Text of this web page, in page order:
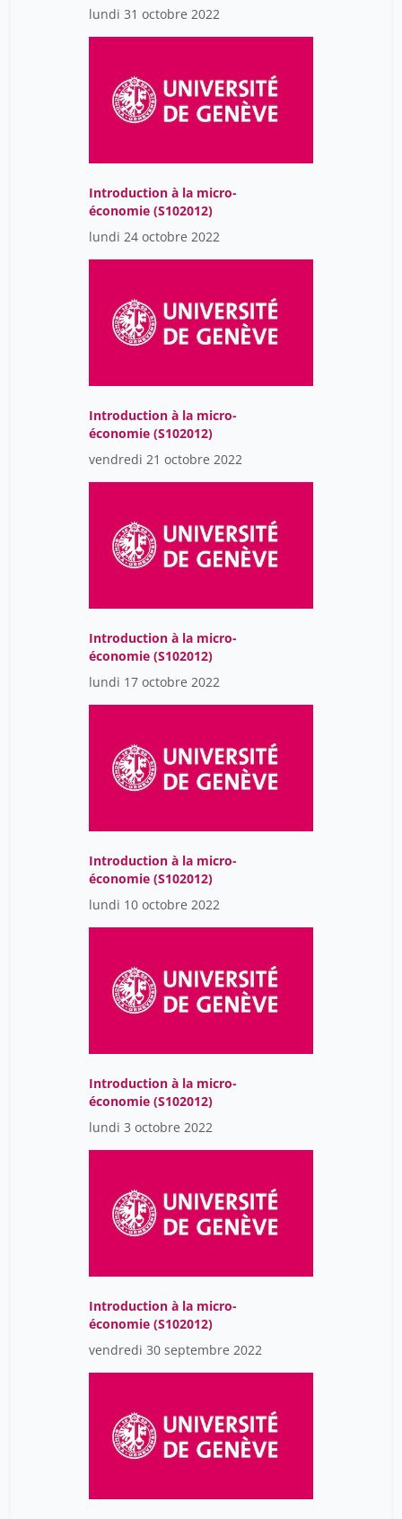
Vifian Frédéric
dermange françois
favez nicolas
ferro-luzzi giovanni
ferry jean-marc
kammermann Remy
schwok rené
lundi 31 octobre 2022
Introduction à la micro-
économie (S102012)
lundi 24 octobre 2022
Introduction à la micro-
économie (S102012)
vendredi 21 octobre 2022
Introduction à la micro-
économie (S102012)
lundi 17 octobre 2022
Introduction à la micro-
économie (S102012)
lundi 10 octobre 2022
Introduction à la micro-
économie (S102012)
lundi 3 octobre 2022
Introduction à la micro-
économie (S102012)
vendredi 30 septembre 2022